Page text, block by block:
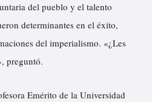
del pueblo y el talento
determinantes en el éxito,
del imperialismo. «¿Les
preguntó.
Emérito de la Universidad